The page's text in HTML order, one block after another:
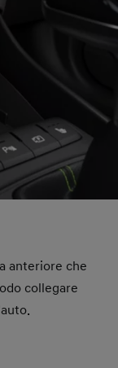
anteriore che
collegare